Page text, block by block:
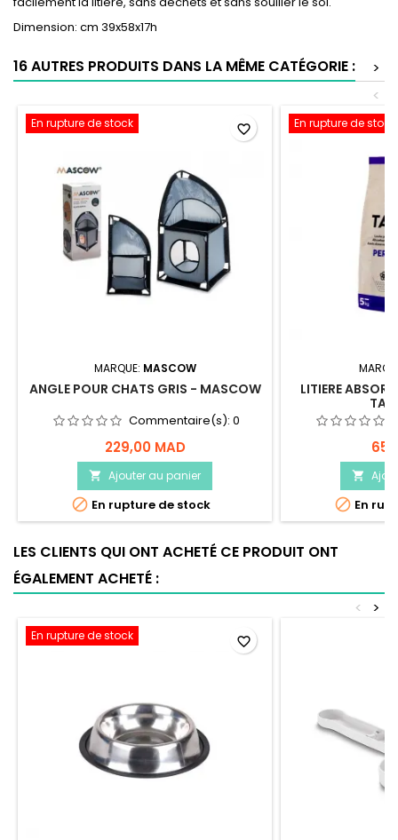
Dimension: cm 39x58x17h
16 AUTRES PRODUITS DANS LA MÊME CATÉGORIE :
>
<
En rupture de stock
MARQUE: MASCOW
ANGLE POUR CHATS GRIS - MASCOW
Commentaire(s): 0
229,00 MAD
 Ajouter au panier
 En rupture de stock
favorite_border En rupture de stock
LITIERE

 En
LES CLIENTS QUI ONT ACHETÉ CE PRODUIT ONT
ÉGALEMENT ACHETÉ :
>
<
En rupture de stock favorite_border